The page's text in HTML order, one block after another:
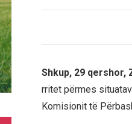
Shkup, 29 qershor,
rritet përmes
Komisionit të